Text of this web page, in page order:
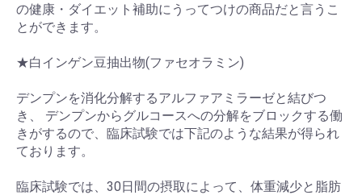
の健康・ダイエット補助にうってつけの商品だと言うこ
とができます。
★白インゲン豆抽出物(ファセオラミン)
デンプンを消化分解するアルファアミラーゼと結びつ
き、 デンプンからグルコースへの分解をブロックする働
きがするので、臨床試験では下記のような結果が得られ
ております。
臨床試験では、30日間の摂取によって、体重減少と脂肪